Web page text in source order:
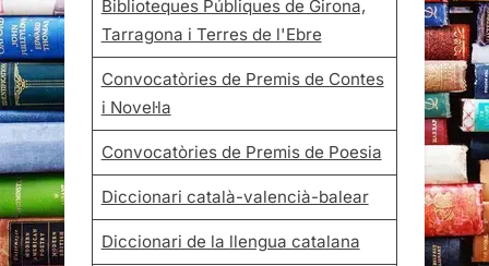
Biblioteques Públiques de Girona,
Tarragona i Terres de l'Ebre
Convocatòries de Premis de Contes
i Novel·la
Convocatòries de Premis de Poesia
Diccionari català-valencià-balear
Diccionari de la llengua catalana